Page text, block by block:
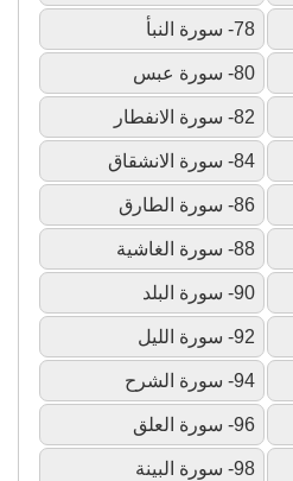
78- سورة النبأ
80- سورة عبس
82- سورة الانفطار
84- سورة الانشقاق
86- سورة الطارق
88- سورة الغاشية
90- سورة البلد
92- سورة الليل
94- سورة الشرح
96- سورة العلق
98- سورة البينة